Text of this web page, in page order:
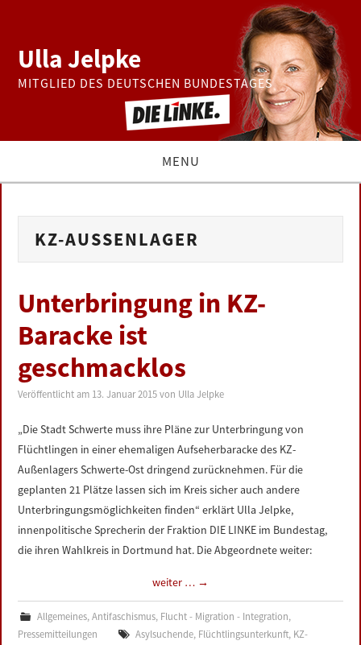
Ulla Jelpke
MITGLIED DES DEUTSCHEN BUNDESTAGES
MENU
BUNDESTAG
ZUR PERSON
LINKS
IMPRESSUM
KZ-AUSSENLAGER
Unterbringung in KZ-
Baracke ist
geschmacklos
Veröffentlicht am 13. Januar 2015 von Ulla Jelpke
„Die Stadt Schwerte muss ihre Pläne zur Unterbringung von
Flüchtlingen in einer ehemaligen Aufseherbaracke des KZ-
Außenlagers Schwerte-Ost dringend zurücknehmen. Für die
geplanten 21 Plätze lassen sich im Kreis sicher auch andere
Unterbringungsmöglichkeiten finden“ erklärt Ulla Jelpke,
innenpolitische Sprecherin der Fraktion DIE LINKE im Bundestag,
die ihren Wahlkreis in Dortmund hat. Die Abgeordnete weiter:
weiter … →
Allgemeines, Antifaschismus, Flucht - Migration - Integration,
Pressemitteilungen
Asylsuchende, Flüchtlingsunterkunft, KZ-